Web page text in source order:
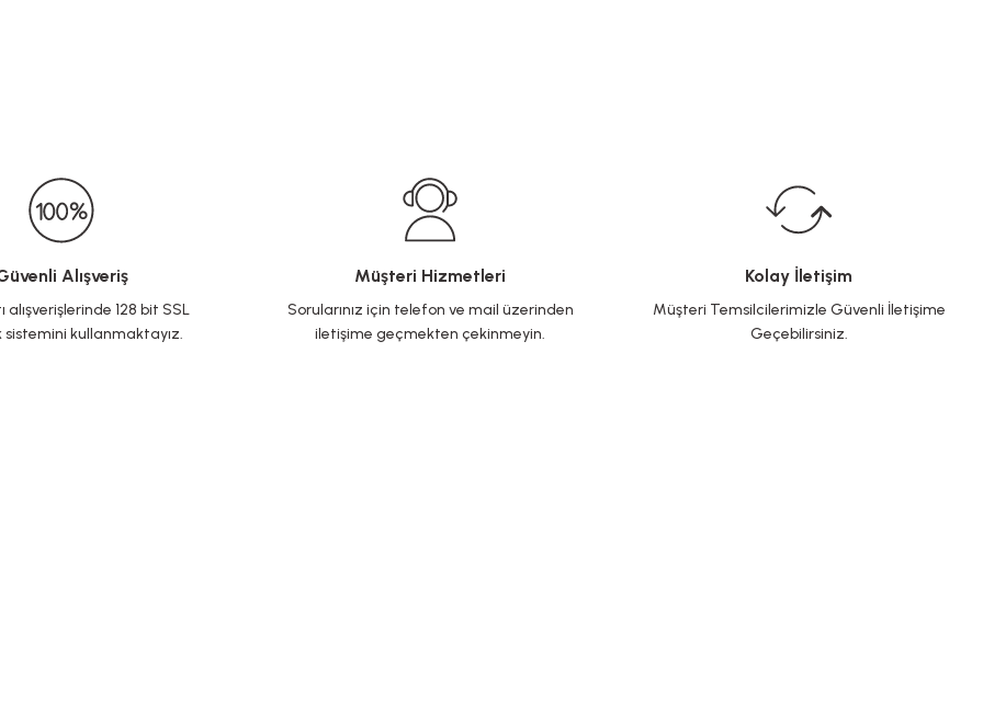
Alışveriş
alışverişlerinde 128 bit SSL
sistemini kullanmaktayız.
Müşteri Hizmetleri
Sorularınız için telefon ve mail üzerinden
iletişime geçmekten çekinmeyin.
Kolay İletişim
Müşteri Temsilcilerimizle Güvenli İletişime
Geçebilirsiniz.